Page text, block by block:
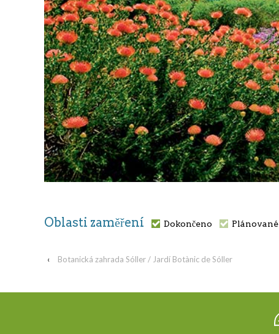
Oblasti zaměření Dokončeno Plánované
‹ Botanická zahrada Sóller / Jardí Botànic de Sóller